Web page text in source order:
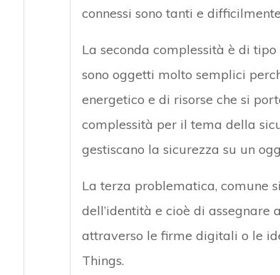
connessi sono tanti e
La seconda complessità è di
sono oggetti molto semplici
energetico e di risorse che si
complessità per il tema della
gestiscano la sicurezza su un
La terza problematica, comune
dell’identità e cioè di assegnare
attraverso le firme digitali o le
Things.